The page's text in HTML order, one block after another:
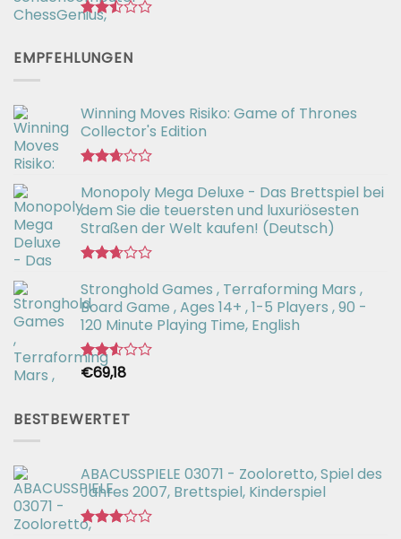
2.44
EMPFEHLUNGEN
Winning Moves Risiko: Game of Thrones
Collector's Edition
mit
2.66
von 5
Monopoly Mega Deluxe - Das Brettspiel bei
dem Sie die teuersten und luxuriösesten
Straßen der Welt kaufen! (Deutsch)
mit
2.64
von 5
Stronghold Games , Terraforming Mars ,
Board Game , Ages 14+ , 1-5 Players , 90 -
120 Minute Playing Time, English
Bewertet
von 5
€69,18
BESTBEWERTET
ABACUSSPIELE 03071 - Zooloretto, Spiel des
Jahres 2007, Brettspiel, Kinderspiel